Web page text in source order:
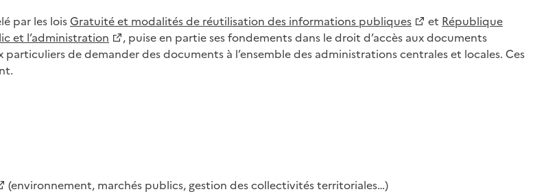
par les loisGratuité et modalités de réutilisation des informations publiques et République
et l’administration
, puise en partie ses fondements dans le droit d’accès aux documents
particuliers de demander des documents à l’ensemble des administrations centrales et locales. Ces
(environnement, marchés publics, gestion des collectivités territoriales…)